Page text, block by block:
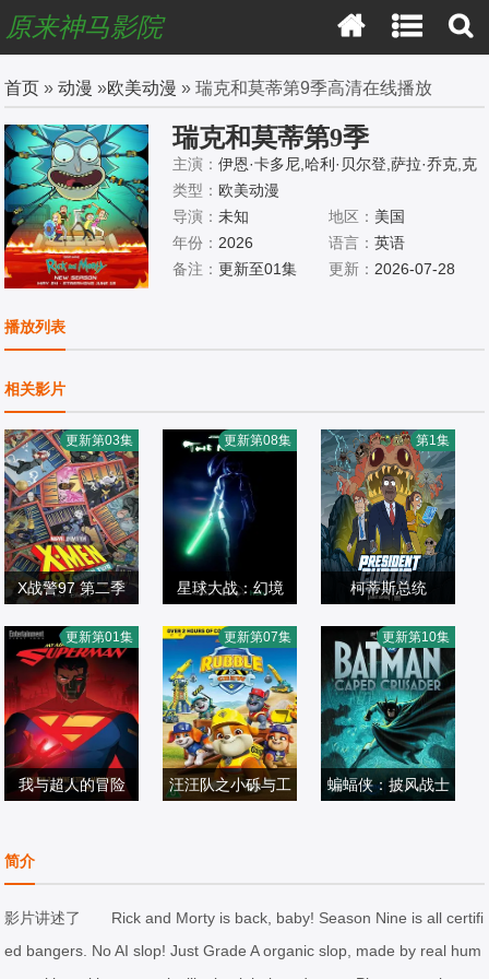
原来神马影院
首页 »动漫 »欧美动漫 » 瑞克和莫蒂第9季高清在线播放
瑞克和莫蒂第9季
主演：伊恩·卡多尼,哈利·贝尔登,萨拉·乔克,克
里斯·帕内尔,斯宾瑟·格拉默
类型：欧美动漫
导演：未知 地区： 美国
年份： 2026 语言： 英语
备注：更新至01集 更新： 2026-07-28
播放列表
相关影片
X战警97 第二季
斯,霍莉·周,卡尔·J
·杜德,詹妮弗·黑
尔,JP·卡利亚赫,
罗斯·马昆德,艾莉
森·西莉-史密斯,马
恩,迈克尔·约翰斯
顿
欧美动漫
2026/美国
更新第03集
星球大战：幻境
士
欧美动漫
2026/美国
更新第08集
柯蒂斯总统
妮·比翠丝,吉姆·拉
什,丹·巴克达尔,凯
尔茜·斯科特
欧美动漫
2026/美国
第1集
我与超人的冒险
德,卢卡斯·格拉比,
黛布拉·威尔逊,马
克斯·迈特尔曼,凯
萨琳·塔柏,克里斯·
欧美动漫
2026/美国
更新第01集
汪汪队之小砾与工
拉克斯顿·汉斯贝
克
2026/加拿大
更新第07集
蝙蝠侠：披风战士
2026/美国
更新第10集
简介
影片讲述了 Rick and Morty is back, baby! Season Nine is all certifi
ed bangers. No AI slop! Just Grade A organic slop, made by real hum